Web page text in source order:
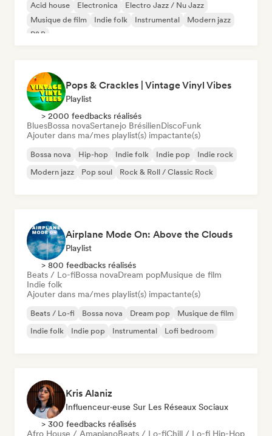
Acid house Electronica
Electro Jazz / Nu Jazz
Musique de film
Indie folk Instrumental
Modern jazz
R&B
Pops & Crackles | Vintage Vinyl Vibes
Playlist
> 2000 feedbacks réalisés
BluesBossa novaSertanejo BrésilienDiscoFunk
Ajouter dans ma/mes playlist(s) impactante(s)
Bossa nova Hip-hop Indie folk Indie pop
Indie rock
Modern jazz
Pop soul Rock & Roll / Classic Rock
Airplane Mode On: Above the Clouds
Playlist
> 800 feedbacks réalisés
Beats / Lo-fiBossa novaDream popMusique de film
Indie folk
Ajouter dans ma/mes playlist(s) impactante(s)
Beats / Lo-fi Bossa nova Dream pop
Musique de film
Indie folk
Indie pop Instrumental Lofi bedroom
Kris Alaniz
Influenceur·euse Sur Les Réseaux Sociaux
> 300 feedbacks réalisés
Afro House / AmapianoBeats / Lo-fiChill / Lo-fi Hip-Hop